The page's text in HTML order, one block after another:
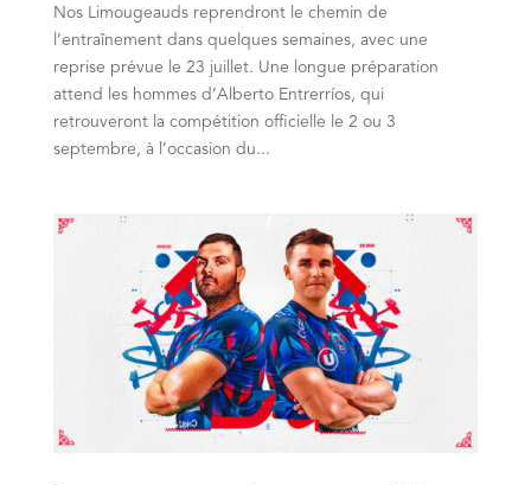
Nos Limougeauds reprendront le chemin de
l’entraînement dans quelques semaines, avec une
reprise prévue le 23 juillet. Une longue préparation
attend les hommes d’Alberto Entrerríos, qui
retrouveront la compétition officielle le 2 ou 3
septembre, à l’occasion du...